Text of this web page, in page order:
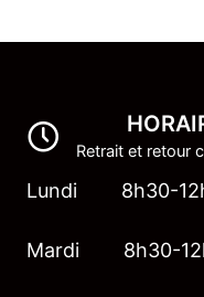
Retrait et retour
Lundi 8h30-12h
Mardi 8h30-12h